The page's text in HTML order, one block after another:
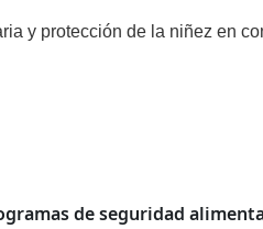
y protección de la niñez en
de seguridad